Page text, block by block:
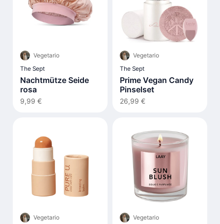
Vegetario
The Sept
Nachtmütze Seide
rosa
9,99 €
Vegetario
The Sept
Prime Vegan Candy
Pinselset
26,99 €
Vegetario
Vegetario